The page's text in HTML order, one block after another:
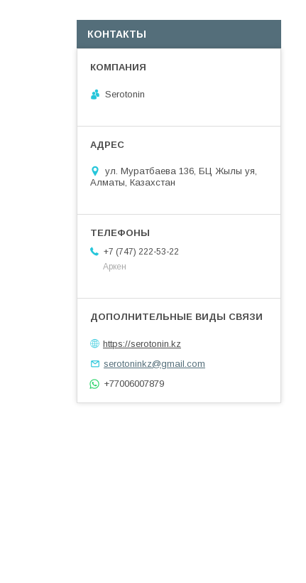
КОНТАКТЫ
Serotonin
ул. Муратбаева 136, БЦ Жылы уя,
Алматы, Казахстан
+7 (747) 222-53-22
Аркен
https://serotonin.kz
serotoninkz@gmail.com
+77006007879